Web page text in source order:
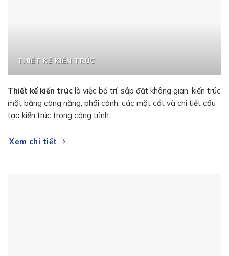
THIẾT KẾ KIẾN TRÚC
Thiết kế kiến trúc là việc bố trí, sắp đặt không gian, kiến trúc
mặt bằng công năng, phối cảnh, các mặt cắt và chi tiết cấu
tạo kiến trúc trong công trình.
Xem chi tiết